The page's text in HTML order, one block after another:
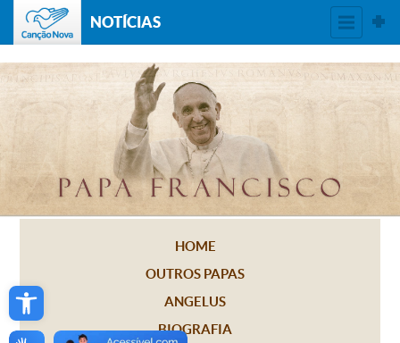
Open toolbar
NOTÍCIAS
HOME
OUTROS PAPAS
ANGELUS
BIOGRAFIA